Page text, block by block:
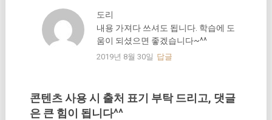
도리
내용 가져다 쓰셔도 됩니다. 학습에 도
움이 되셨으면 좋겠습니다~^^
2019년 8월 30일 답글
콘텐츠 사용 시 출처 표기 부탁 드리고, 댓글
은 큰 힘이 됩니다^^